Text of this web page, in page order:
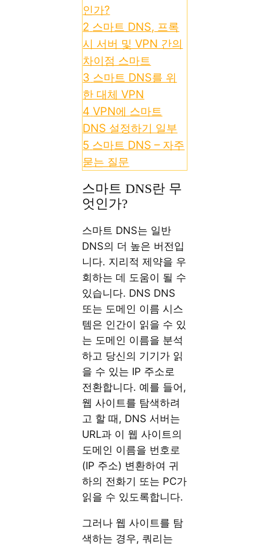
인가?
2 스마트 DNS, 프록
시 서버 및 VPN 간의
차이점 스마트
3 스마트 DNS를 위
한 대체 VPN
4 VPN에 스마트
DNS 설정하기 일부
5 스마트 DNS – 자주
묻는 질문
스마트 DNS란 무
엇인가?
스마트 DNS는 일반
DNS의 더 높은 버전입
니다. 지리적 제약을 우
회하는 데 도움이 될 수
있습니다. DNS DNS
또는 도메인 이름 시스
템은 인간이 읽을 수 있
는 도메인 이름을 분석
하고 당신의 기기가 읽
을 수 있는 IP 주소로
전환합니다. 예를 들어,
웹 사이트를 탐색하려
고 할 때, DNS 서버는
URL과 이 웹 사이트의
도메인 이름을 번호로
(IP 주소) 변환하여 귀
하의 전화기 또는 PC가
읽을 수 있도록합니다.
그러나 웹 사이트를 탐
색하는 경우, 쿼리는